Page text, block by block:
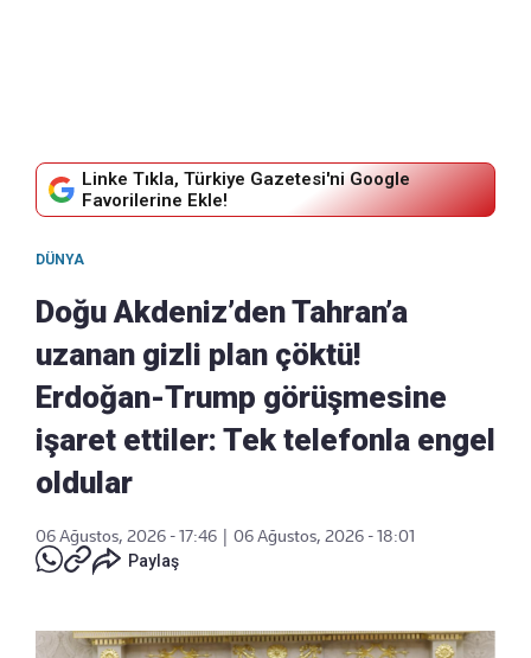
Linke Tıkla, Türkiye Gazetesi'ni Google
Favorilerine Ekle!
DÜNYA
Doğu Akdeniz’den Tahran’a
uzanan gizli plan çöktü!
Erdoğan-Trump görüşmesine
işaret ettiler: Tek telefonla engel
oldular
06 Ağustos, 2026 - 17:46
06 Ağustos, 2026 - 18:01
Paylaş